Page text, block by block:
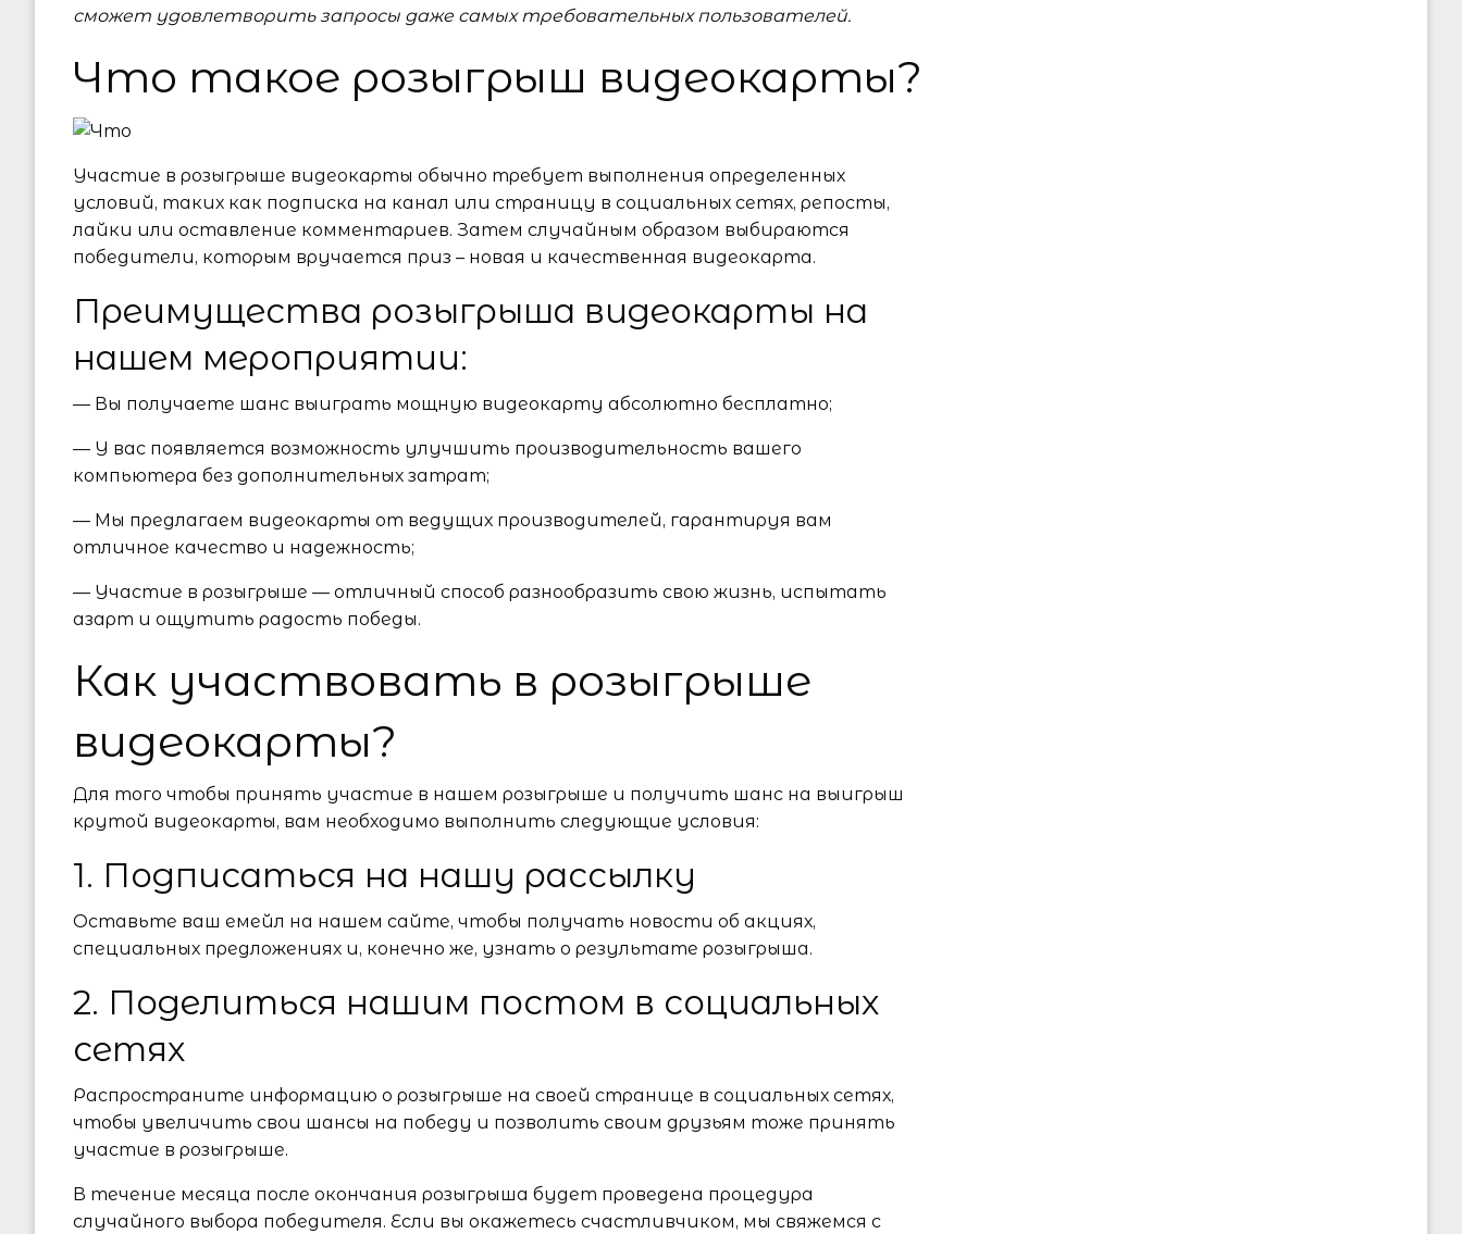
сможет удовлетворить запросы даже самых требовательных пользователей.
Что такое розыгрыш видеокарты?
Участие в розыгрыше видеокарты обычно требует выполнения определенных
условий, таких как подписка на канал или страницу в социальных сетях, репосты,
лайки или оставление комментариев. Затем случайным образом выбираются
победители, которым вручается приз – новая и качественная видеокарта.
Преимущества розыгрыша видеокарты на
нашем мероприятии:
— Вы получаете шанс выиграть мощную видеокарту абсолютно бесплатно;
— У вас появляется возможность улучшить производительность вашего
компьютера без дополнительных затрат;
— Мы предлагаем видеокарты от ведущих производителей, гарантируя вам
отличное качество и надежность;
— Участие в розыгрыше — отличный способ разнообразить свою жизнь, испытать
азарт и ощутить радость победы.
Как участвовать в розыгрыше
видеокарты?
Для того чтобы принять участие в нашем розыгрыше и получить шанс на выигрыш
крутой видеокарты, вам необходимо выполнить следующие условия:
1. Подписаться на нашу рассылку
Оставьте ваш емейл на нашем сайте, чтобы получать новости об акциях,
специальных предложениях и, конечно же, узнать о результате розыгрыша.
2. Поделиться нашим постом в социальных
сетях
Распространите информацию о розыгрыше на своей странице в социальных сетях,
чтобы увеличить свои шансы на победу и позволить своим друзьям тоже принять
участие в розыгрыше.
В течение месяца после окончания розыгрыша будет проведена процедура
случайного выбора победителя. Если вы окажетесь счастливчиком, мы свяжемся с